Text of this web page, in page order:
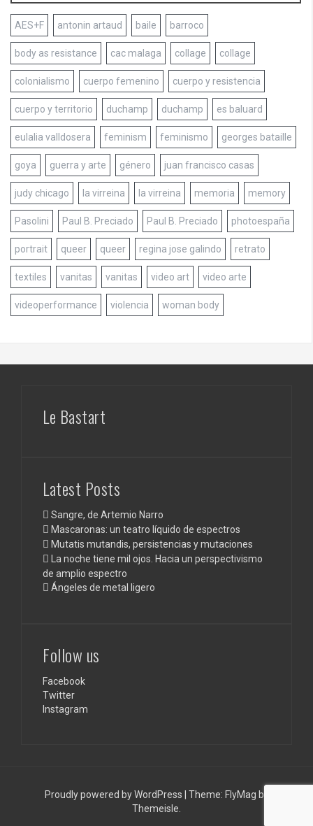
AES+F antonin artaud baile barroco
body as resistance cac malaga collage collage
colonialismo cuerpo femenino cuerpo y resistencia
cuerpo y territorio duchamp duchamp es baluard
eulalia valldosera feminism feminismo georges bataille
goya guerra y arte género juan francisco casas
judy chicago la virreina la virreina memoria memory
Pasolini Paul B. Preciado Paul B. Preciado photoespaña
portrait queer queer regina jose galindo retrato
textiles vanitas vanitas video art video arte
videoperformance violencia woman body
Le Bastart
Latest Posts
Sangre, de Artemio Narro
Mascaronas: un teatro líquido de espectros
Mutatis mutandis, persistencias y mutaciones
La noche tiene mil ojos. Hacia un perspectivismo
de amplio espectro
Ángeles de metal ligero
Follow us
Facebook
Twitter
Instagram
Proudly powered by WordPress | Theme: FlyMag by
Themeisle.